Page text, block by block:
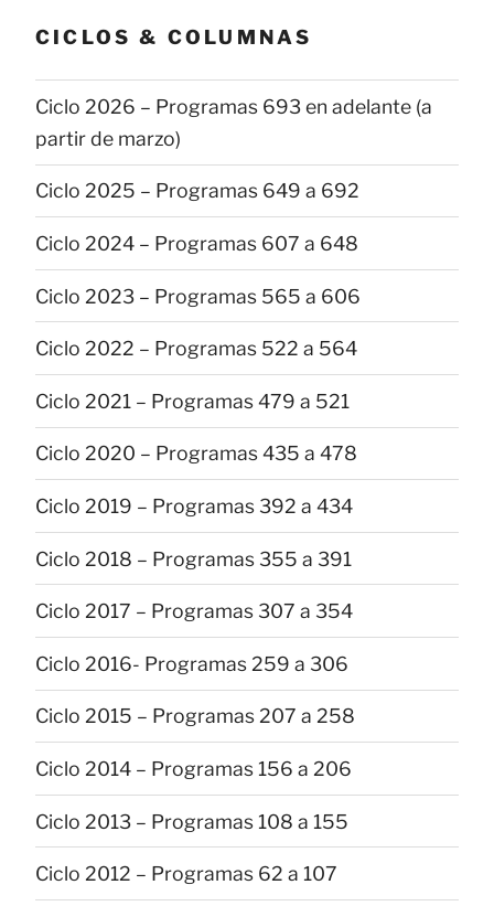
CICLOS & COLUMNAS
Ciclo 2026 – Programas 693 en adelante (a
partir de marzo)
Ciclo 2025 – Programas 649 a 692
Ciclo 2024 – Programas 607 a 648
Ciclo 2023 – Programas 565 a 606
Ciclo 2022 – Programas 522 a 564
Ciclo 2021 – Programas 479 a 521
Ciclo 2020 – Programas 435 a 478
Ciclo 2019 – Programas 392 a 434
Ciclo 2018 – Programas 355 a 391
Ciclo 2017 – Programas 307 a 354
Ciclo 2016- Programas 259 a 306
Ciclo 2015 – Programas 207 a 258
Ciclo 2014 – Programas 156 a 206
Ciclo 2013 – Programas 108 a 155
Ciclo 2012 – Programas 62 a 107